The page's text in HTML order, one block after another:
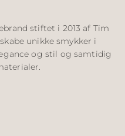
stiftet i 2013 af Tim
unikke smykker i
og stil og samtidig